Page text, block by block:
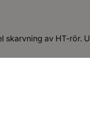
skarvning av HT-rör.